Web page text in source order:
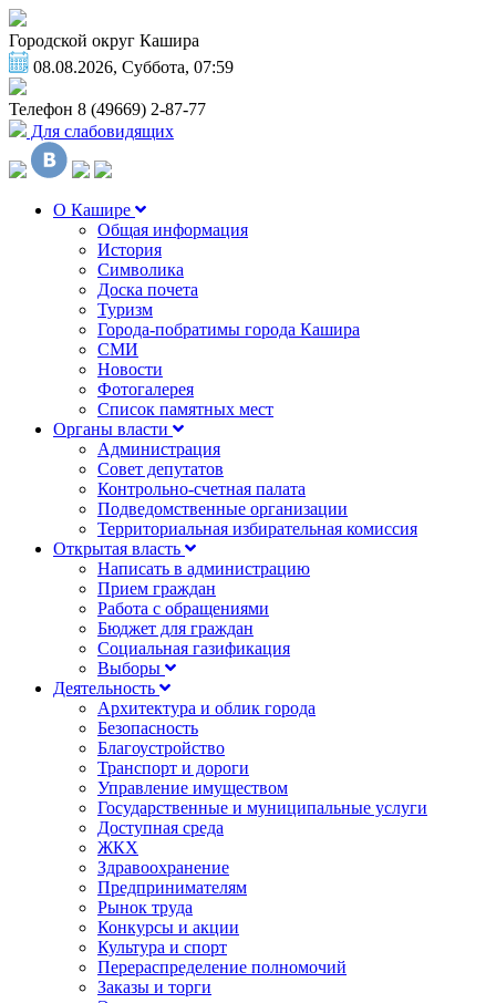
Городской округ Кашира
08.08.2026, Суббота, 07:59
Телефон 8 (49669) 2-87-77
Для слабовидящих
О Кашире
Общая информация
История
Символика
Доска почета
Туризм
Города-побратимы города Кашира
СМИ
Новости
Фотогалерея
Список памятных мест
Органы власти
Администрация
Совет депутатов
Контрольно-счетная палата
Подведомственные организации
Территориальная избирательная комиссия
Открытая власть
Написать в администрацию
Прием граждан
Работа с обращениями
Бюджет для граждан
Социальная газификация
Выборы
Деятельность
Архитектура и облик города
Безопасность
Благоустройство
Транспорт и дороги
Управление имуществом
Государственные и муниципальные услуги
Доступная среда
ЖКХ
Здравоохранение
Предпринимателям
Рынок труда
Конкурсы и акции
Культура и спорт
Перераспределение полномочий
Заказы и торги